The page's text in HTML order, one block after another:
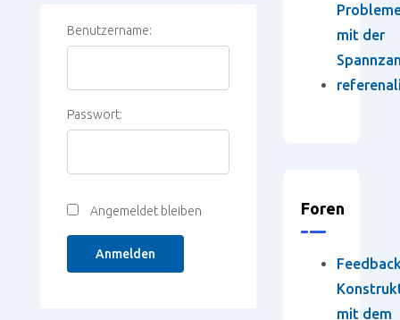
Benutzername:
Passwort:
Angemeldet bleiben
Anmelden
mit der
Foren
mit dem